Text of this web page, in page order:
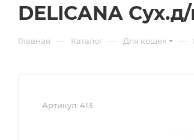
DELICANA
Главная — Каталог — Для кошек —
Артикул: 413